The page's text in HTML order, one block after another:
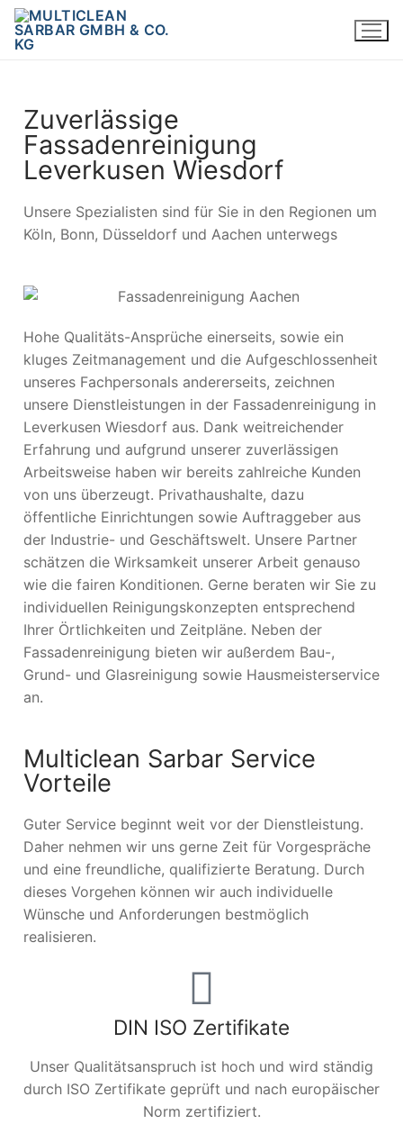
Zuverlässige
Fassadenreinigung
Leverkusen Wiesdorf
Unsere Spezialisten sind für Sie in den Regionen um
Köln, Bonn, Düsseldorf und Aachen unterwegs
Hohe Qualitäts-Ansprüche einerseits, sowie ein
kluges Zeitmanagement und die Aufgeschlossenheit
unseres Fachpersonals andererseits, zeichnen
unsere Dienstleistungen in der Fassadenreinigung in
Leverkusen Wiesdorf aus. Dank weitreichender
Erfahrung und aufgrund unserer zuverlässigen
Arbeitsweise haben wir bereits zahlreiche Kunden
von uns überzeugt. Privathaushalte, dazu
öffentliche Einrichtungen sowie Auftraggeber aus
der Industrie- und Geschäftswelt. Unsere Partner
schätzen die Wirksamkeit unserer Arbeit genauso
wie die fairen Konditionen. Gerne beraten wir Sie zu
individuellen Reinigungskonzepten entsprechend
Ihrer Örtlichkeiten und Zeitpläne. Neben der
Fassadenreinigung bieten wir außerdem Bau-,
Grund- und Glasreinigung sowie Hausmeisterservice
an.
Multiclean Sarbar Service
Vorteile
Guter Service beginnt weit vor der Dienstleistung.
Daher nehmen wir uns gerne Zeit für Vorgespräche
und eine freundliche, qualifizierte Beratung. Durch
dieses Vorgehen können wir auch individuelle
Wünsche und Anforderungen bestmöglich
realisieren.
DIN ISO Zertifikate
Unser Qualitätsanspruch ist hoch und wird ständig
durch ISO Zertifikate geprüft und nach europäischer
Norm zertifiziert.